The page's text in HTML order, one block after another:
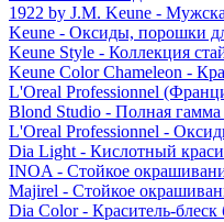
1922 by J.M. Keune -
Keune - Оксиды, порошки
Keune Style - Коллекция
Keune Color Chameleon -
L'Oreal Professionnel
Blond Studio - Полная гамма
L'Oreal Professionnel -
Dia Light - Кислотный
INOA - Стойкое
Majirel - Стойкое
Dia Color - Краситель-блеск